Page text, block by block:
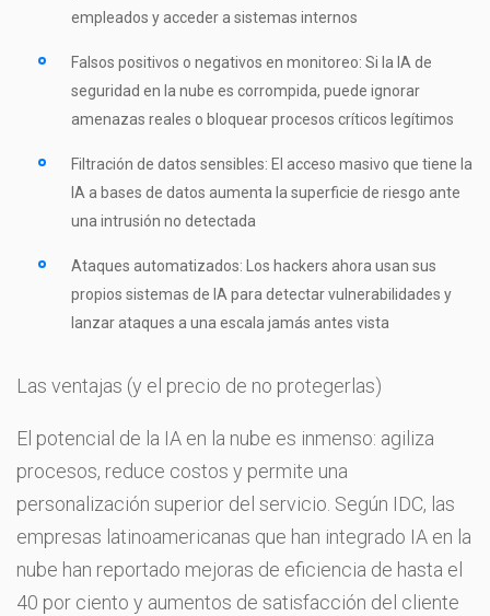
empleados y acceder a sistemas internos
Falsos positivos o negativos en monitoreo: Si la IA de
seguridad en la nube es corrompida, puede ignorar
amenazas reales o bloquear procesos críticos legítimos
Filtración de datos sensibles: El acceso masivo que tiene la
IA a bases de datos aumenta la superficie de riesgo ante
una intrusión no detectada
Ataques automatizados: Los hackers ahora usan sus
propios sistemas de IA para detectar vulnerabilidades y
lanzar ataques a una escala jamás antes vista
Las ventajas (y el precio de no protegerlas)
El potencial de la IA en la nube es inmenso: agiliza
procesos, reduce costos y permite una
personalización superior del servicio. Según IDC, las
empresas latinoamericanas que han integrado IA en la
nube han reportado mejoras de eficiencia de hasta el
40 por ciento y aumentos de satisfacción del cliente